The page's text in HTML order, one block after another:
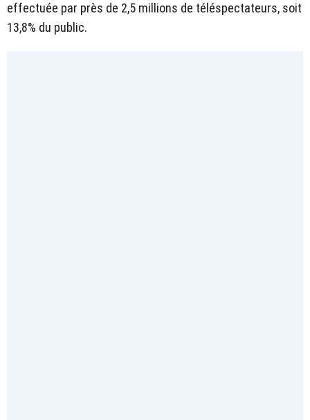
effectuée par près de 2,5 millions de téléspectateurs, soit
13,8% du public.